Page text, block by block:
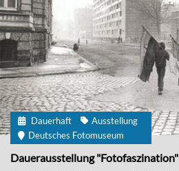
Dauerhaft
Ausstellung
Deutsches Fotomuseum
Dauerausstellung "Fotofaszination"